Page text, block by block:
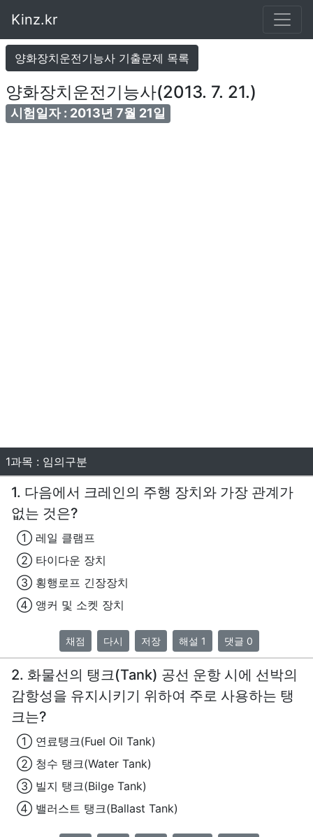
Kinz.kr
양화장치운전기능사 기출문제 목록
양화장치운전기능사(2013. 7. 21.)
시험일자 : 2013년 7월 21일
1과목 : 임의구분
1. 다음에서 크레인의 주행 장치와 가장 관계가
없는 것은?
① 레일 클램프
② 타이다운 장치
③ 횡행로프 긴장장치
④ 앵커 및 소켓 장치
채점 다시 저장 해설 1 댓글 0
2. 화물선의 탱크(Tank) 공선 운항 시에 선박의
감항성을 유지시키기 위하여 주로 사용하는 탱
크는?
① 연료탱크(Fuel Oil Tank)
② 청수 탱크(Water Tank)
③ 빌지 탱크(Bilge Tank)
④ 밸러스트 탱크(Ballast Tank)